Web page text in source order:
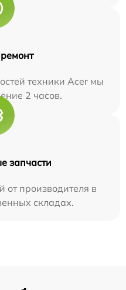
техники Acer мы
2 часов.
запчасти
от производителя в
складах.